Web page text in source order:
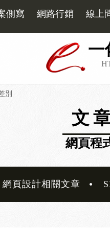
側寫 網路行銷 線上
一
別
文
網頁程
網頁設計相關文章